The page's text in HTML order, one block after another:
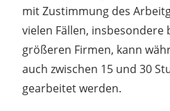
mit Zustimmung des
vielen Fällen, insbesondere
größeren Firmen, kann
auch zwischen 15 und 30
gearbeitet werden.